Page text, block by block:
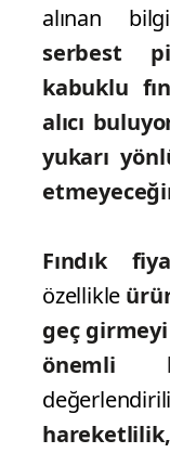
alınan
serbest
kabuklu
alıcı
yukarı
Fındık
özellikle
geç
önemli